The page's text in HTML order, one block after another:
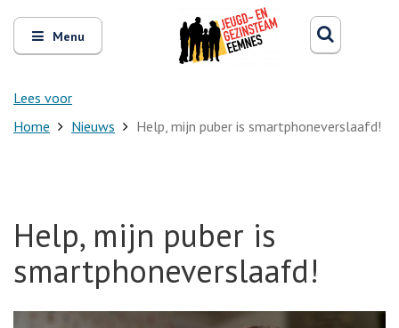
Open
en
sluit
Menu
Lees voor
Zoeken
Home Nieuws Help, mijn puber is smartphoneverslaafd!
Help, mijn puber is
smartphoneverslaafd!